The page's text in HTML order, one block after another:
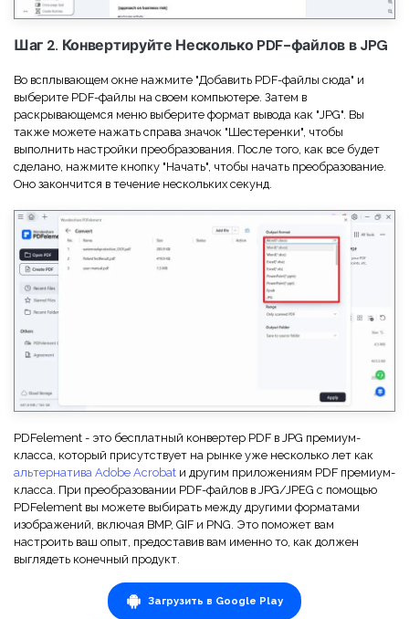
Шаг 2. Конвертируйте Несколько PDF-файлов в JPG
Во всплывающем окне нажмите "Добавить PDF-файлы сюда" и
выберите PDF-файлы на своем компьютере. Затем в
раскрывающемся меню выберите формат вывода как "JPG". Вы
также можете нажать справа значок "Шестеренки", чтобы
выполнить настройки преобразования. После того, как все будет
сделано, нажмите кнопку "Начать", чтобы начать преобразование.
Оно закончится в течение нескольких секунд.
PDFelement - это бесплатный конвертер PDF в JPG премиум-
класса, который присутствует на рынке уже несколько лет как
альтернатива Adobe Acrobat и другим приложениям PDF премиум-
класса. При преобразовании PDF-файлов в JPG/JPEG с помощью
PDFelement вы можете выбирать между другими форматами
изображений, включая BMP, GIF и PNG. Это поможет вам
настроить ваш опыт, предоставив вам именно то, как должен
выглядеть конечный продукт.
Загрузить в Google Play